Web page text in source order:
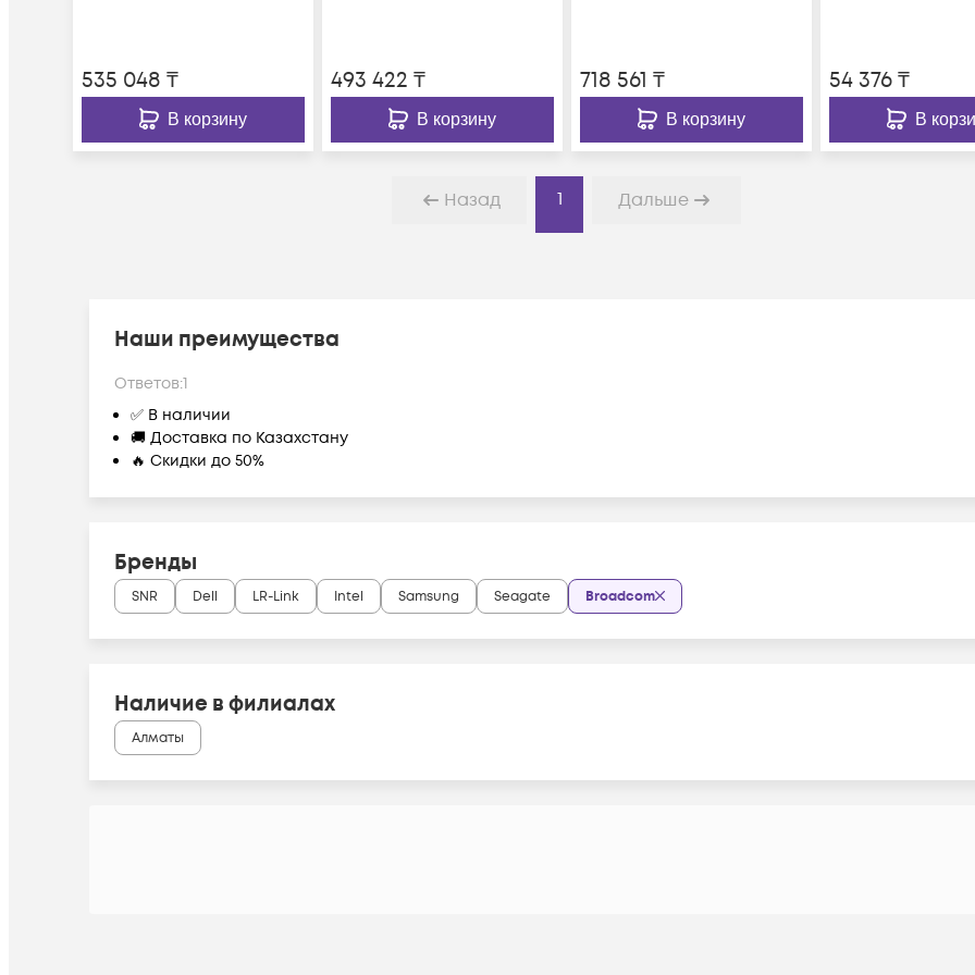
535 048 ₸
В корзину
493 422 ₸
В корзину
718 561 ₸
В корзину
54 376₸
В
Назад 1 Дальше
Наши преимущества
Ответов:1
✅ В наличии
🚚 Доставка по Казахстану
🔥 Скидки до 50%
Бренды
SNR Dell LR-Link Intel Samsung Seagate Broadcom
Наличие в филиалах
Алматы